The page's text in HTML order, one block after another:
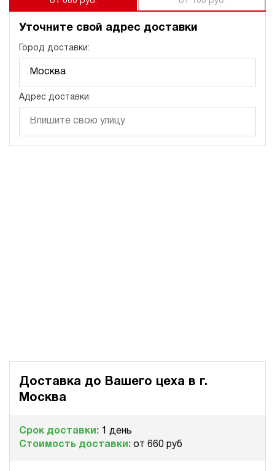
Уточните свой адрес доставки
Город доставки:
Адрес доставки:
Доставка до Вашего цеха в г.
Москва
Срок доставки: 1 день
Стоимость доставки: от 660 руб